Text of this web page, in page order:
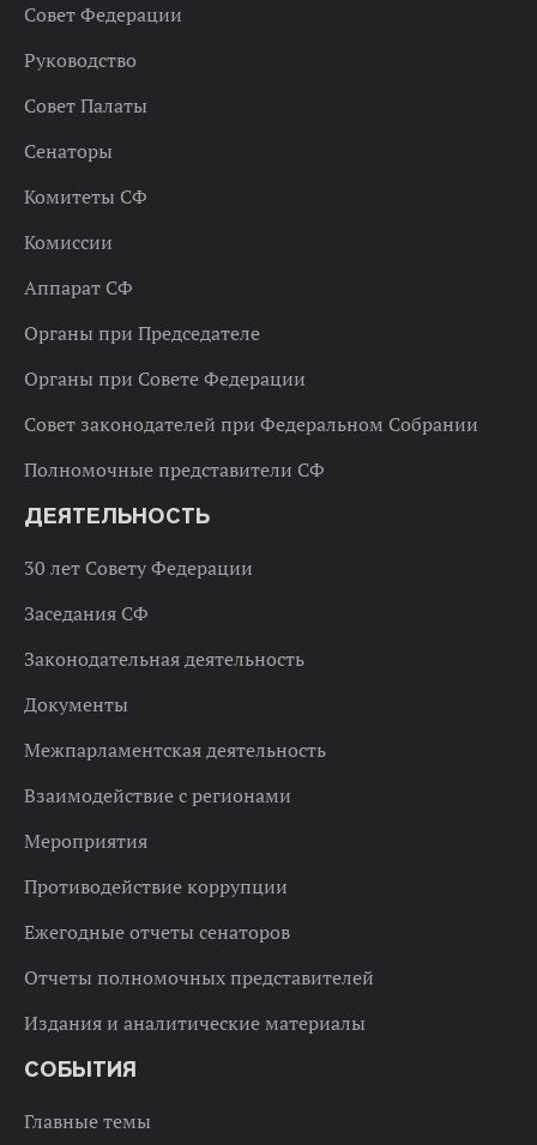
Совет Федерации
Руководство
Совет Палаты
Сенаторы
Комитеты СФ
Комиссии
Аппарат СФ
Органы при Председателе
Органы при Совете Федерации
Совет законодателей при Федеральном Собрании
Полномочные представители СФ
ДЕЯТЕЛЬНОСТЬ
30 лет Совету Федерации
Заседания СФ
Законодательная деятельность
Документы
Межпарламентская деятельность
Взаимодействие с регионами
Мероприятия
Противодействие коррупции
Ежегодные отчеты сенаторов
Отчеты полномочных представителей
Издания и аналитические материалы
СОБЫТИЯ
Главные темы